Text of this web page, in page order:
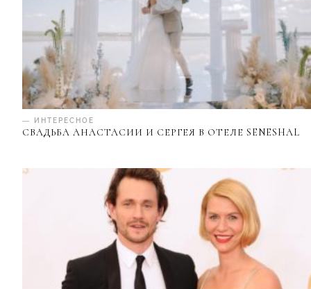
— ИНТЕРЕСНОЕ
СВАДЬБА АНАСТАСИИ И СЕРГЕЯ В ОТЕЛЕ SENESHAL